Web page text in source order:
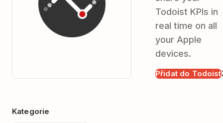
Todoist KPIs in
real time on all
your Apple
devices.
Přidat do Todoist
Kategorie